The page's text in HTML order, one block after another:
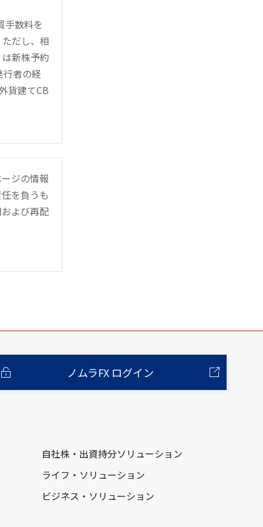
手数料を
だし、相
新株予約
者の経
貨建てCB
ジの情報
を負うも
よび再配
ノムラFX ログイン
自社株・出資持分ソリューション
ライフ・ソリューション
ビジネス・ソリューション